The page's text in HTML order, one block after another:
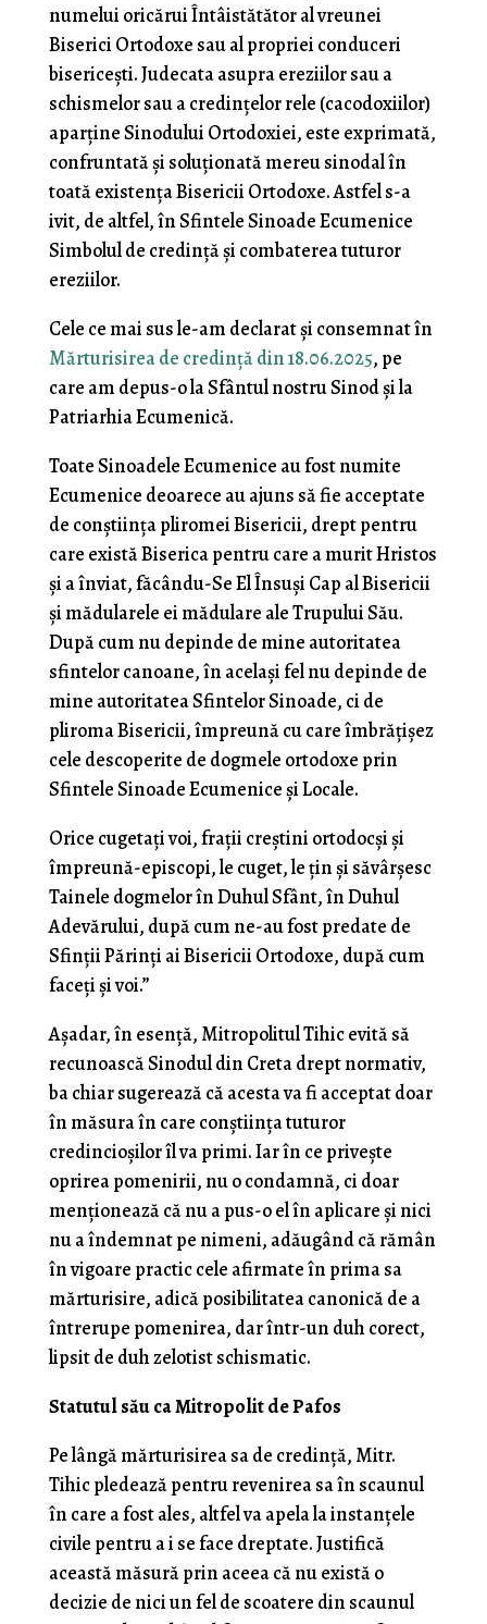
numelui oricărui Întâistătător al vreunei
Biserici Ortodoxe sau al propriei conduceri
bisericești. Judecata asupra ereziilor sau a
schismelor sau a credințelor rele (cacodoxiilor)
aparține Sinodului Ortodoxiei, este exprimată,
confruntată și soluționată mereu sinodal în
toată existența Bisericii Ortodoxe. Astfel s-a
ivit, de altfel, în Sfintele Sinoade Ecumenice
Simbolul de credință și combaterea tuturor
ereziilor.
Cele ce mai sus le-am declarat și consemnat în
Mărturisirea de credință din 18.06.2025, pe
care am depus-o la Sfântul nostru Sinod și la
Patriarhia Ecumenică.
Toate Sinoadele Ecumenice au fost numite
Ecumenice deoarece au ajuns să fie acceptate
de conștiința pliromei Bisericii, drept pentru
care există Biserica pentru care a murit Hristos
și a înviat, făcându-Se El Însuși Cap al Bisericii
și mădularele ei mădulare ale Trupului Său.
După cum nu depinde de mine autoritatea
sfintelor canoane, în același fel nu depinde de
mine autoritatea Sfintelor Sinoade, ci de
pliroma Bisericii, împreună cu care îmbrățișez
cele descoperite de dogmele ortodoxe prin
Sfintele Sinoade Ecumenice și Locale.
Orice cugetați voi, frații creștini ortodocși și
împreună-episcopi, le cuget, le țin și săvârșesc
Tainele dogmelor în Duhul Sfânt, în Duhul
Adevărului, după cum ne-au fost predate de
Sfinții Părinți ai Bisericii Ortodoxe, după cum
faceți și voi.”
Așadar, în esență, Mitropolitul Tihic evită să
recunoască Sinodul din Creta drept normativ,
ba chiar sugerează că acesta va fi acceptat doar
în măsura în care conștiința tuturor
credincioșilor îl va primi. Iar în ce privește
oprirea pomenirii, nu o condamnă, ci doar
menționează că nu a pus-o el în aplicare și nici
nu a îndemnat pe nimeni, adăugând că rămân
în vigoare practic cele afirmate în prima sa
mărturisire, adică posibilitatea canonică de a
întrerupe pomenirea, dar într-un duh corect,
lipsit de duh zelotist schismatic.
Statutul său ca Mitropolit de Pafos
Pe lângă mărturisirea sa de credință, Mitr.
Tihic pledează pentru revenirea sa în scaunul
în care a fost ales, altfel va apela la instanțele
civile pentru a i se face dreptate. Justifică
această măsură prin aceea că nu există o
decizie de nici un fel de scoatere din scaunul